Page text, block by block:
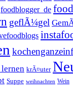
foodblogger_de
geflÃ¼gel
krÃ¤uter
Suppe weihnachten Wein